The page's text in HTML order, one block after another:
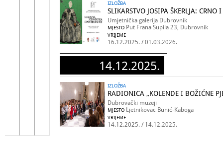
IZLOŽBA
SLIKARSTVO JOSIPA ŠKERLJA: CRNO
Umjetnička galerija Dubrovnik
MJESTO Put Frana Supila 23, Dubrovnik
VRIJEME
16.12.2025. / 01.03.2026.
14.12.2025.
IZLOŽBA
RADIONICA „KOLENDE I BOŽIĆNE
Dubrovački muzeji
MJESTO Ljetnikovac Bunić-Kaboga
VRIJEME
14.12.2025. / 14.12.2025.